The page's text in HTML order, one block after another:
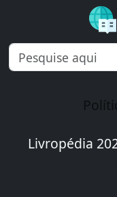
Livropédia